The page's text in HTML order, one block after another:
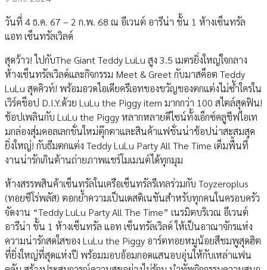
วันที่ 4 ธ.ค. 67 – 2 ก.พ. 68 ณ อีเวนต์ อารีน่า ชั้น 1 ห้างเซ็นทรัล
แอท เซ็นทรัลเวิลด์
สุดว้าว! ไปกับThe Giant Teddy LuLu สูง 3.5 เมตรยิ่งใหญ่ใจกลาง
ห้างเซ็นทรัลเวิลด์และกิจกรรม Meet & Greet กับมาสค็อต Teddy
LuLu สุดคิวท์! พร้อมอวดไอเดียครีเอทของขวัญของตกแต่งไม่ซ้ำใครใน
เวิร์คช็อป D.I.Y.ด้วย LuLu the Piggy item มากกว่า 100 สไตล์สุดฟิน!
ช้อปเพลินกับ LuLu the Piggy หลากหลายดีไซน์ทั้งเอ็กซ์คลูชีฟไอเท
มกล่องสุ่มคอลเลกขั่นใหม่ตุ๊กตาและสินค้าแฟชั่นน่าช้อปน่าสะสมสุด
ยิ่งใหญ่! กับธีมตกแต่ง Teddy LuLu Party All The Time เต็มพื้นที่
งานน่ารักเกินต้านถ่ายภาพแชร์โมเมนต์ได้ทุกมุม
ห้างสรรพสินค้าเซ็นทรัลในเครือเซ็นทรัลรีเทลร่วมกับ Toyzeroplus
(ทอยซีโร่พลัส) ตอกย้ำความเป็นเดสติเนชันสำหรับทุกคนในครอบครัว
จัดงาน “Teddy LuLu Party All The Time” เนรมิตบริเวณ อีเวนต์
อารีน่า ชั้น 1 ห้างเซ็นทรัล แอท เซ็นทรัลเวิลด์ ให้เป็นอาณาจักรแห่ง
ความน่ารักสดใสของ LuLu the Piggy อาร์ตทอยหมูน้อยสีชมพูสุดฮิต
ที่ยิ่งใหญ่ที่สุดแห่งปี พร้อมมอบอ้อมกอดแสนอบอุ่นให้กับเหล่าแฟน